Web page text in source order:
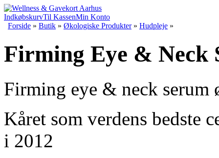
IndkøbskurvTil KassenMin Konto
Forside » Butik » Økologiske Produkter» Hudpleje »
Firming Eye & Neck
Firming eye & neck serum
Kåret som verdens bedste
i 2012